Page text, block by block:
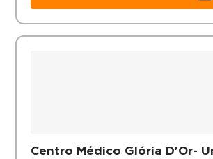
Centro Médico Glória D'Or-